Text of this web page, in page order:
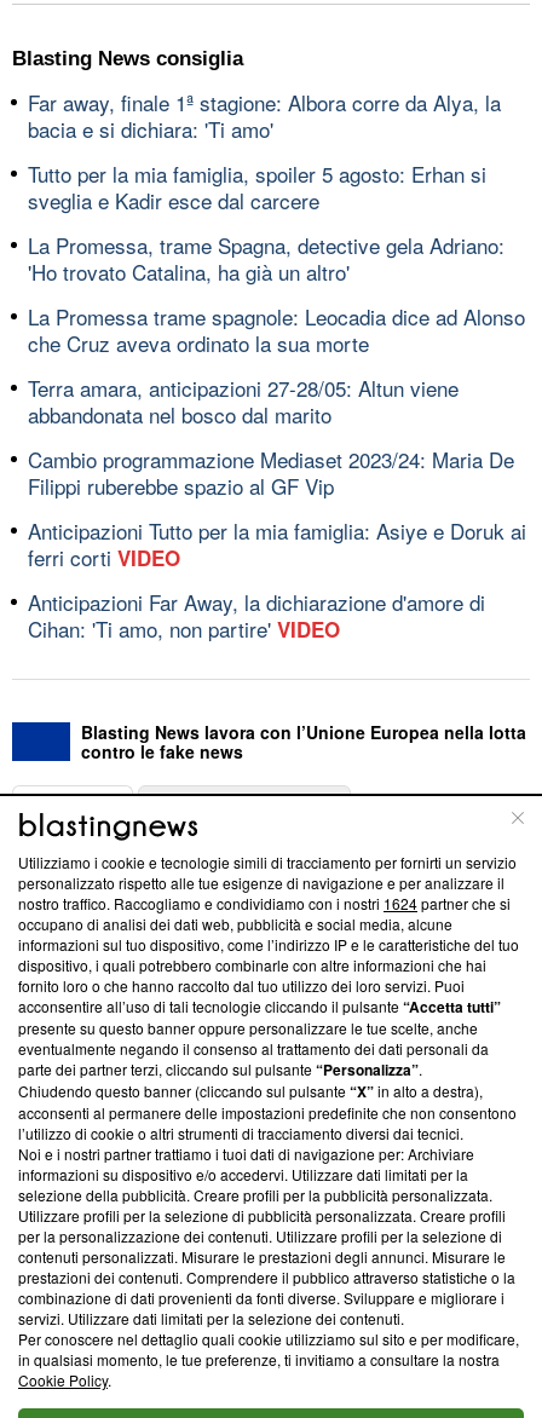
Blasting News consiglia
Far away, finale 1ª stagione: Albora corre da Alya, la
bacia e si dichiara: 'Ti amo'
Tutto per la mia famiglia, spoiler 5 agosto: Erhan si
sveglia e Kadir esce dal carcere
La Promessa, trame Spagna, detective gela Adriano:
'Ho trovato Catalina, ha già un altro'
La Promessa trame spagnole: Leocadia dice ad Alonso
che Cruz aveva ordinato la sua morte
Terra amara, anticipazioni 27-28/05: Altun viene
abbandonata nel bosco dal marito
Cambio programmazione Mediaset 2023/24: Maria De
Filippi ruberebbe spazio al GF Vip
Anticipazioni Tutto per la mia famiglia: Asiye e Doruk ai
ferri corti VIDEO
Anticipazioni Far Away, la dichiarazione d'amore di
Cihan: 'Ti amo, non partire' VIDEO
Blasting News lavora con l’Unione Europea nella lotta
contro le fake news
ABOUT
Questa sezione offre informazioni trasparenti su Blasting
News, sui nostri processi editoriali e su come ci impegniamo a
creare news di qualità. Inoltre, afferma la nostra aderenza a
‘Trust Project - News with Integrity’Blasting News non è
ancora membro del programma, ma ha richiesto di farne
parte; Trust Project non ha ancora effettuato una verifica di
conformità agli standard.
Su di noi
Team editoriale
Corporate
Redazione
Informativa Privacy
Cookie Policy
Blasting SA, IDI CHE-247.845.224, Via Carlo Frasca, 3 - 6900
Lugano (Svizzera) Tel:+39 0690258937
© 2026 Blasting News
Utilizziamo i cookie e tecnologie simili di tracciamento per fornirti un servizio
personalizzato rispetto alle tue esigenze di navigazione e per analizzare il
nostro traffico. Raccogliamo e condividiamo con i nostri 1624partner che si
occupano di analisi dei dati web, pubblicità e social media, alcune
informazioni sul tuo dispositivo, come l’indirizzo IP e le caratteristiche del tuo
dispositivo, i quali potrebbero combinarle con altre informazioni che hai
fornito loro o che hanno raccolto dal tuo utilizzo dei loro servizi. Puoi
acconsentire all’uso di tali tecnologie cliccando il pulsante“Accetta tutti”
presente su questo banner oppure personalizzare le tue scelte, anche
eventualmente negando il consenso al trattamento dei dati personali da
parte dei partner terzi, cliccando sul pulsante“Personalizza”.
Chiudendo questo banner (cliccando sul pulsante“X”in alto a destra),
acconsenti al permanere delle impostazioni predefinite che non consentono
l’utilizzo di cookie o altri strumenti di tracciamento diversi dai tecnici.
Noi e i nostri partner trattiamo i tuoi dati di navigazione per: Archiviare
informazioni su dispositivo e/o accedervi. Utilizzare dati limitati per la
selezione della pubblicità. Creare profili per la pubblicità personalizzata.
Utilizzare profili per la selezione di pubblicità personalizzata. Creare profili
per la personalizzazione dei contenuti. Utilizzare profili per la selezione di
contenuti personalizzati. Misurare le prestazioni degli annunci. Misurare le
prestazioni dei contenuti. Comprendere il pubblico attraverso statistiche o la
combinazione di dati provenienti da fonti diverse. Sviluppare e migliorare i
servizi. Utilizzare dati limitati per la selezione dei contenuti.
Per conoscere nel dettaglio quali cookie utilizziamo sul sito e per modificare,
in qualsiasi momento, le tue preferenze, ti invitiamo a consultare la nostra
Cookie Policy.